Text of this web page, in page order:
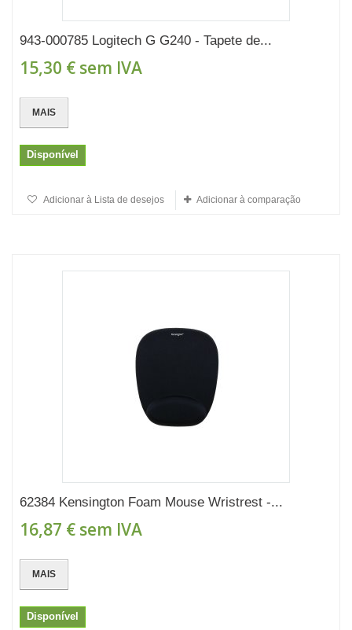
943-000785 Logitech G G240 - Tapete de...
15,30 € sem IVA
MAIS
Disponível
Adicionar à Lista de desejos Adicionar à comparação
62384 Kensington Foam Mouse Wristrest -...
16,87 € sem IVA
MAIS
Disponível